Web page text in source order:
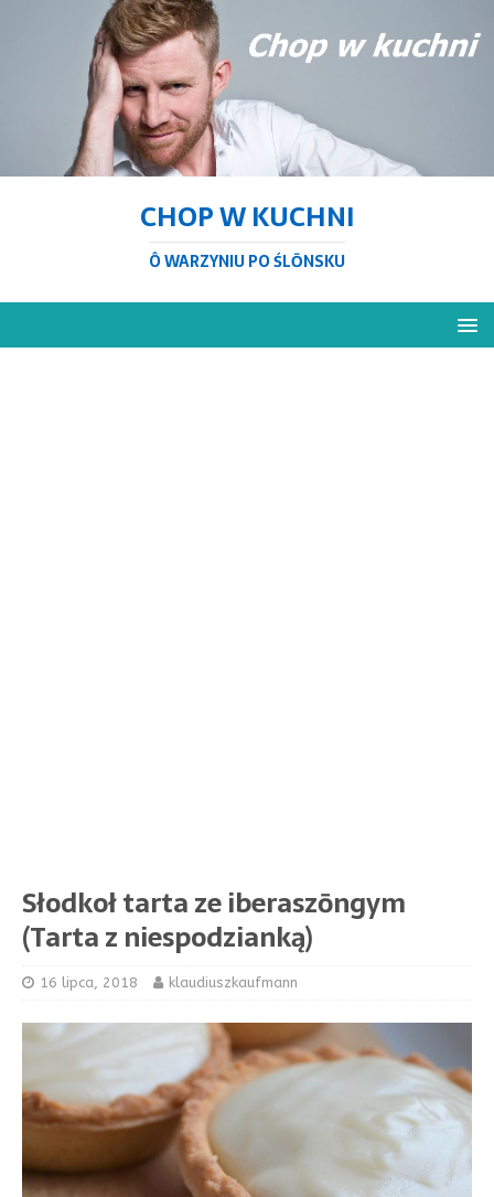
CHOP W KUCHNI
Ô WARZYNIU PO ŚLŌNSKU
Słodkoł tarta ze iberaszōngym
(Tarta z niespodzianką)
16 lipca, 2018 klaudiuszkaufmann